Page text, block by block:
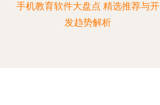
手机教育软件大盘点 精选推荐与开
发趋势解析